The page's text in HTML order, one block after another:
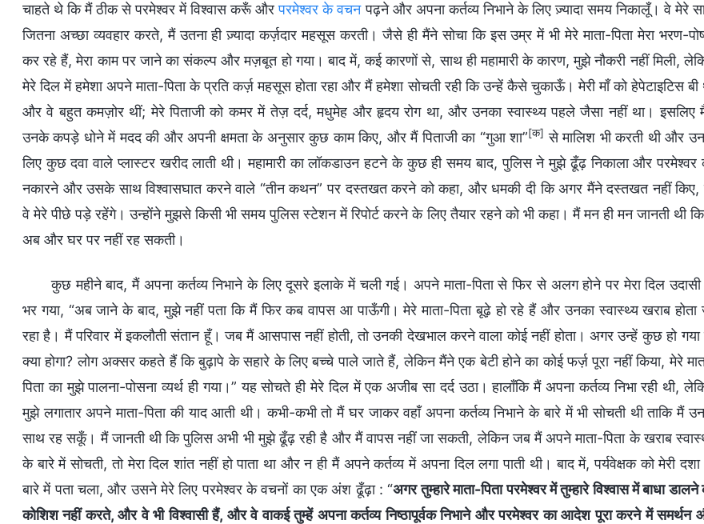
चाहते थे कि मैं ठीक से परमेश्वर में विश्वास करूँ औरपरमेश्वर के वचनपढ़ने और अपना कर्तव्य निभाने के लिए ज़्यादा समय निकालूँ। वे मेरे
जितना अच्छा व्यवहार करते, मैं उतना ही ज़्यादा कर्ज़दार महसूस करती। जैसे ही मैंने सोचा कि इस उम्र में भी मेरे माता-पिता मेरा भरण-
कर रहे हैं, मेरा काम पर जाने का संकल्प और मज़बूत हो गया। बाद में, कई कारणों से, साथ ही महामारी के कारण, मुझे नौकरी नहीं मिली,
मेरे दिल में हमेशा अपने माता-पिता के प्रति कर्ज़ महसूस होता रहा और मैं हमेशा सोचती रही कि उन्हें कैसे चुकाऊँ। मेरी माँ को हेपेटाइटिस बी
और वे बहुत कमज़ोर थीं; मेरे पिताजी को कमर में तेज़ दर्द, मधुमेह और हृदय रोग था, और उनका स्वास्थ्य पहले जैसा नहीं था। इसलिए
उनके कपड़े धोने में मदद की और अपनी क्षमता के अनुसार कुछ काम किए, और मैं पिताजी का “गुआ शा”[क] से मालिश भी करती थी और
लिए कुछ दवा वाले प्लास्टर खरीद लाती थी। महामारी का लॉकडाउन हटने के कुछ ही समय बाद, पुलिस ने मुझे ढूँढ़ निकाला और परमेश्वर
नकारने और उसके साथ विश्वासघात करने वाले “तीन कथन” पर दस्तखत करने को कहा, और धमकी दी कि अगर मैंने दस्तखत नहीं किए,
वे मेरे पीछे पड़े रहेंगे। उन्होंने मुझसे किसी भी समय पुलिस स्टेशन में रिपोर्ट करने के लिए तैयार रहने को भी कहा। मैं मन ही मन जानती थी
अब और घर पर नहीं रह सकती।
कुछ महीने बाद, मैं अपना कर्तव्य निभाने के लिए दूसरे इलाके में चली गई। अपने माता-पिता से फिर से अलग होने पर मेरा दिल
भर गया, “अब जाने के बाद, मुझे नहीं पता कि मैं फिर कब वापस आ पाऊँगी। मेरे माता-पिता बूढ़े हो रहे हैं और उनका स्वास्थ्य खराब होता
रहा है। मैं परिवार में इकलौती संतान हूँ। जब मैं आसपास नहीं होती, तो उनकी देखभाल करने वाला कोई नहीं होता। अगर उन्हें कुछ हो गया
क्या होगा? लोग अक्सर कहते हैं कि बुढ़ापे के सहारे के लिए बच्चे पाले जाते हैं, लेकिन मैंने एक बेटी होने का कोई फर्ज़ पूरा नहीं किया, मेरे
पिता का मुझे पालना-पोसना व्यर्थ ही गया।” यह सोचते ही मेरे दिल में एक अजीब सा दर्द उठा। हालाँकि मैं अपना कर्तव्य निभा रही थी,
मुझे लगातार अपने माता-पिता की याद आती थी। कभी-कभी तो मैं घर जाकर वहाँ अपना कर्तव्य निभाने के बारे में भी सोचती थी ताकि मैं
साथ रह सकूँ। मैं जानती थी कि पुलिस अभी भी मुझे ढूँढ़ रही है और मैं वापस नहीं जा सकती, लेकिन जब मैं अपने माता-पिता के खराब
के बारे में सोचती, तो मेरा दिल शांत नहीं हो पाता था और न ही मैं अपने कर्तव्य में अपना दिल लगा पाती थी। बाद में, पर्यवेक्षक को मेरी
बारे में पता चला, और उसने मेरे लिए परमेश्वर के वचनों का एक अंश ढूँढ़ा : “अगर तुम्हारे माता-पिता परमेश्वर में तुम्हारे विश्वास में बाधा डालने
कोशिश नहीं करते, और वे भी विश्वासी हैं, और वे वाकई तुम्हें अपना कर्तव्य निष्ठापूर्वक निभाने और परमेश्वर का आदेश पूरा करने में समर्थन